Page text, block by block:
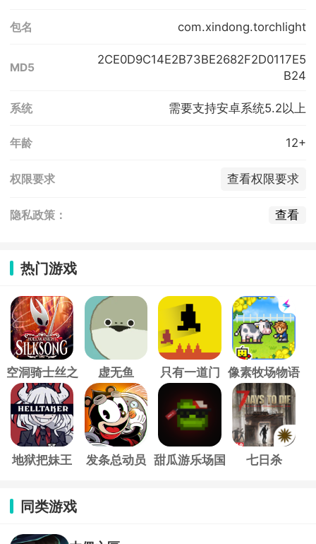
包名 com.xindong.torchlight
MD5
2CE0D9C14E2B73BE2682F2D0117E5
B24
系统 需要支持安卓系统5.2以上
年龄 12+
权限要求 查看权限要求
隐私政策： 查看
热门游戏
空洞骑士丝之
歌
虚无鱼 只有一道门 像素牧场物语
地狱把妹王 发条总动员
甜瓜游乐场国
七日杀
同类游戏